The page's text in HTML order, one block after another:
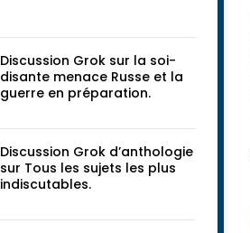
Discussion Grok sur la soi-
disante menace Russe et la
guerre en préparation.
Discussion Grok d’anthologie
sur Tous les sujets les plus
indiscutables.